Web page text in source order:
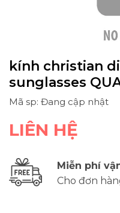
kính christian
sunglasses
Mã sp: Đang cập nhật
LIÊN HỆ
Miễn phí
Cho đơn